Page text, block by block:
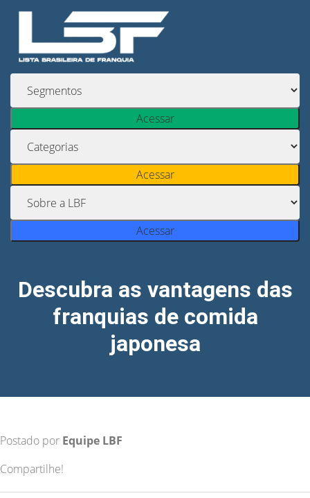
Acessar
Acessar
Acessar
Descubra as vantagens das
franquias de comida
japonesa
Postado por Equipe LBF
Compartilhe!